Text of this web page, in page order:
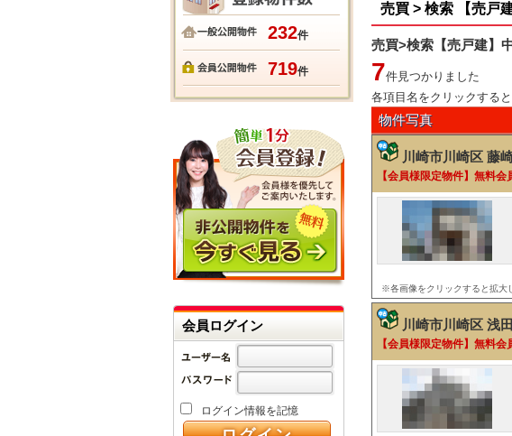
売買 > 検索 【売戸
売買>検索【売戸建】
7件見つかりました
各項目名をクリックする
物件写真
川崎市川崎区 藤
【会員様限定物件】無料
※各画像をクリックすると拡大
川崎市川崎区 浅
【会員様限定物件】無料
232件
719件
会員ログイン
ログイン情報を記憶